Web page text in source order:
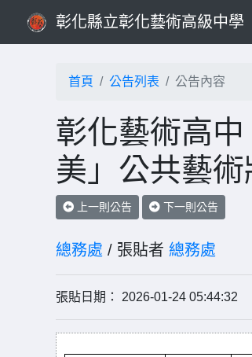
彰化縣立彰化藝術高級中學
首頁 公告列表 公告內容
彰化藝術高
美」公共藝
上一則公告 下一則公告
總務處 / 張貼者 總務處
張貼日期： 2026-01-24 05:44:32